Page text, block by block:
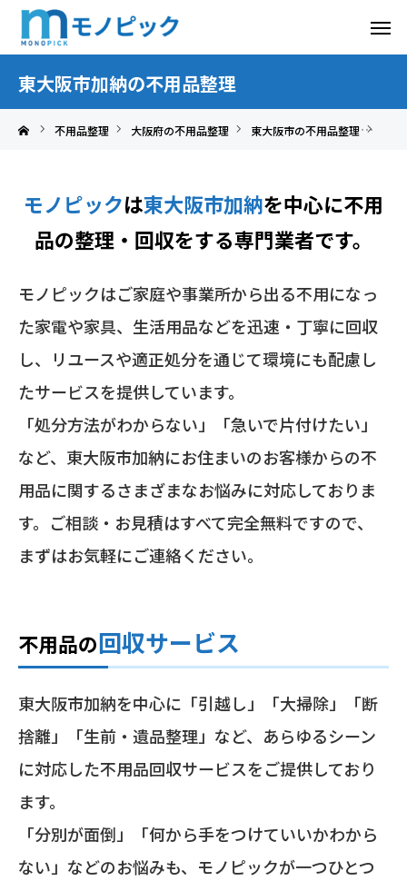
東大阪市加納の不用品整理
不用品整理 大阪府の不用品整理 東大阪市の不用品整理
モノピックは東大阪市加納を中心に不用
品の整理・回収をする専門業者です。
モノピックはご家庭や事業所から出る不用になっ
た家電や家具、生活用品などを迅速・丁寧に回収
し、リユースや適正処分を通じて環境にも配慮し
たサービスを提供しています。
「処分方法がわからない」「急いで片付けたい」
など、東大阪市加納にお住まいのお客様からの不
用品に関するさまざまなお悩みに対応しておりま
す。ご相談・お見積はすべて完全無料ですので、
まずはお気軽にご連絡ください。
不用品の回収サービス
東大阪市加納を中心に「引越し」「大掃除」「断
捨離」「生前・遺品整理」など、あらゆるシーン
に対応した不用品回収サービスをご提供しており
ます。
「分別が面倒」「何から手をつけていいかわから
ない」などのお悩みも、モノピックが一つひとつ